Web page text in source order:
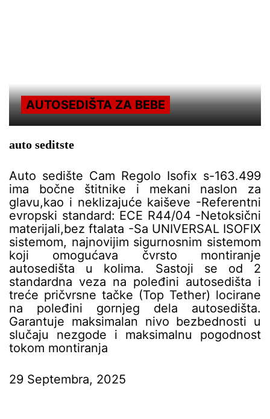
AUTOSEDIŠTA ZA BEBE
auto seditste
Auto sedište Cam Regolo Isofix s-163.499
ima bočne štitnike i mekani naslon za
glavu,kao i neklizajuće kaiševe -Referentni
evropski standard: ECE R44/04 -Netoksični
materijali,bez ftalata -Sa UNIVERSAL ISOFIX
sistemom, najnovijim sigurnosnim sistemom
koji omogućava čvrsto montiranje
autosedišta u kolima. Sastoji se od 2
standardna veza na poleđini autosedišta i
treće pričvrsne tačke (Top Tether) locirane
na poleđini gornjeg dela autosedišta.
Garantuje maksimalan nivo bezbednosti u
slučaju nezgode i maksimalnu pogodnost
tokom montiranja
29 Septembra, 2025